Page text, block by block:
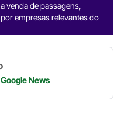
venda de passagens,
empresas relevantes do
News